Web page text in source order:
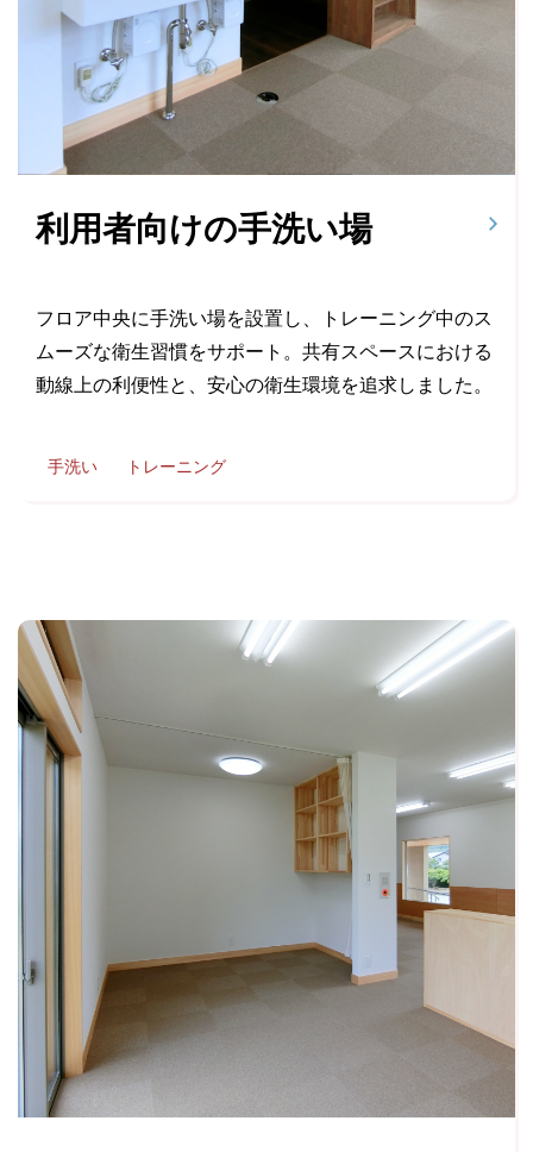
利用者向けの手洗い場
フロア中央に手洗い場を設置し、トレーニング中のス
ムーズな衛生習慣をサポート。共有スペースにおける
動線上の利便性と、安心の衛生環境を追求しました。
手洗い トレーニング